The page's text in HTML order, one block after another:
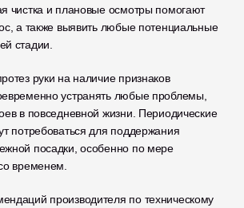
чистка и плановые осмотры помогают
а также выявить любые потенциальные
стадии.
руки на наличие признаков
устранять любые проблемы,
в повседневной жизни. Периодические
потребоваться для поддержания
посадки, особенно по мере
временем.
производителя по техническому